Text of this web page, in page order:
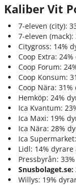
Kaliber Vit
7-eleven (city):
7-eleven
Citygross: 14%
Coop Extra:
Coop Forum:
Coop Konsum:
Coop Nära:
Hemköp: 24%
Ica Kvantum:
Ica Maxi: 19%
Ica Nära: 28%
Ica
Lidl: 14%
Pressbyrån:
Willys: 19%